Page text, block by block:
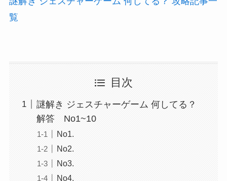
覧
目次
謎解き ジェスチャーゲーム 何してる？
解答 No1~10
No1.
No2.
No3.
No4.